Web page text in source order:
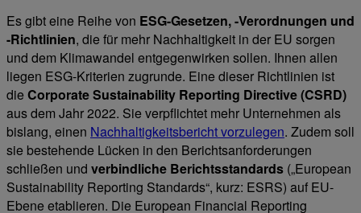
Es gibt eine Reihe von ESG-Gesetzen, -Verordnungen und
-Richtlinien, die für mehr Nachhaltigkeit in der EU sorgen
und dem Klimawandel entgegenwirken sollen. Ihnen allen
liegen ESG-Kriterien zugrunde. Eine dieser Richtlinien ist
die Corporate Sustainability Reporting Directive (CSRD)
aus dem Jahr 2022. Sie verpflichtet mehr Unternehmen als
bislang, einen Nachhaltigkeitsbericht vorzulegen. Zudem soll
sie bestehende Lücken in den Berichtsanforderungen
schließen und verbindliche Berichtsstandards („European
Sustainability Reporting Standards“, kurz: ESRS) auf EU-
Ebene etablieren. Die European Financial Reporting